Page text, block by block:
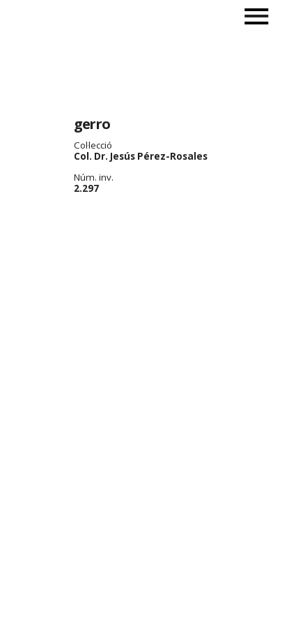
gerro
Col·lecció
Col. Dr. Jesús Pérez-Rosales
Núm. inv.
2.297